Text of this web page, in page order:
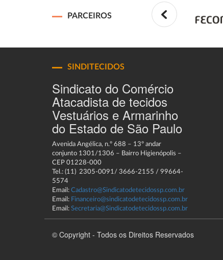
PARCEIROS
SINDITECIDOS
Sindicato do Comércio
Atacadista de tecidos
Vestuários e Armarinho
do Estado de São Paulo
Avenida Angélica, n.º 688 – 13º andar
conjunto 1301/1306 – Bairro Higienópolis –
CEP 01228-000
Tel.: (11) 2305-0091/ 3666-2155 / 99664-
5574
Email: Cadastro@Sindicatodetecidossp.com.br
Email: Financeiro@sindicatodetecidossp.com.br
Email: Secretaria@Sindicatodetecidossp.com.br
© Copyright - Todos os Direitos Reservados